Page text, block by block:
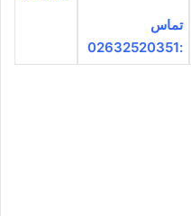
تماس
:02632520351